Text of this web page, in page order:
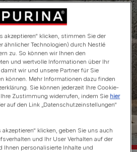
akzeptieren“ klicken, stimmen Sie der
ähnlicher Technologien) durch Nestlé
zu. So können wir Ihnen den
und wertvolle Informationen über Ihr
wir und unsere Partner für Sie
können. Mehr Informationen dazu finden
Sie können jederzeit Ihre Cookie-
Zustimmung widerrufen, indem Sie hier
auf den Link „Datenschutzeinstellungen“
akzeptieren“ klicken, geben Sie uns auch
und Ihr User Verhalten auf der
Ihnen personalisierte Inhalte und